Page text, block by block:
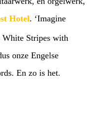
Hotel. ‘Imagine
Stripes with
onze Engelse
En zo is het.